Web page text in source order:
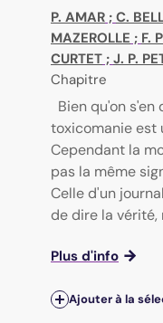
P. AMAR ; C.
MAZEROLLE ; F.
CURTET ; J. P.
Chapitre
Bien qu'on
toxicomanie est
Cependant la
pas la même
Celle d'un
de dire la vérité,
Plus d'info
Ajouter à la